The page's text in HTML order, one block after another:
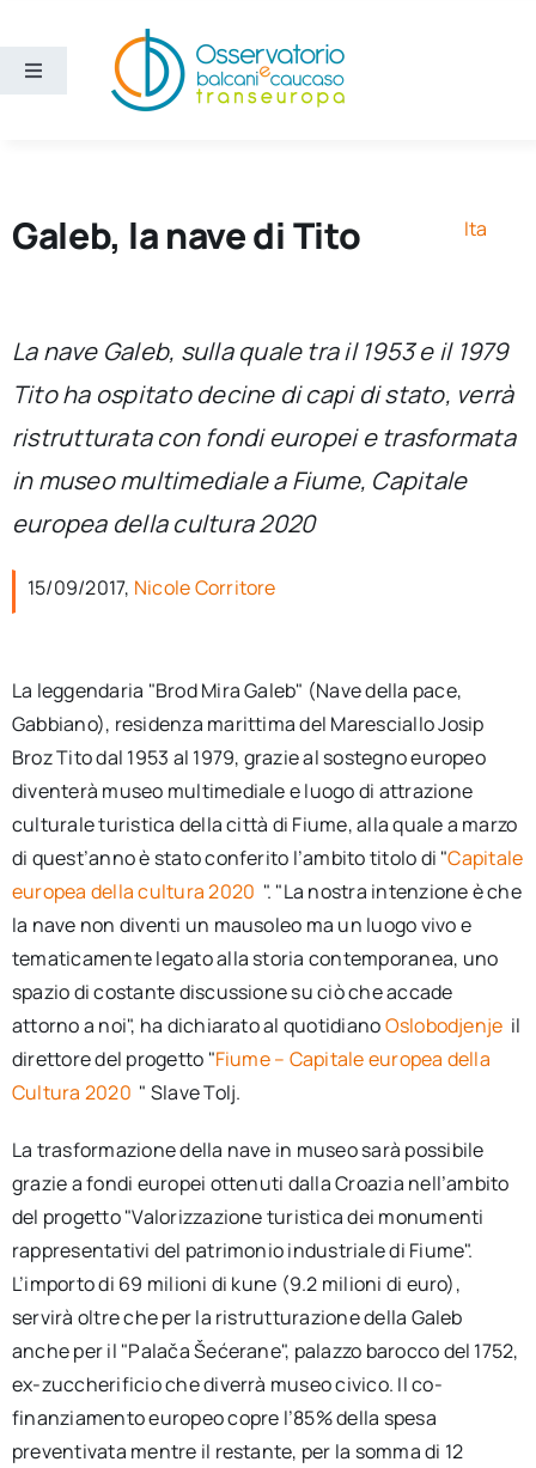
contenuto
Toggle
Sezioni
Chi siamo
Cerca
Ita
Galeb, la nave di Tito Ita
La nave Galeb, sulla quale tra il 1953 e il 1979
Tito ha ospitato decine di capi di stato, verrà
ristrutturata con fondi europei e trasformata
in museo multimediale a Fiume, Capitale
europea della cultura 2020
15/09/2017, Nicole Corritore
La leggendaria "Brod Mira Galeb" (Nave della pace,
Gabbiano), residenza marittima del Maresciallo Josip
Broz Tito dal 1953 al 1979, grazie al sostegno europeo
diventerà museo multimediale e luogo di attrazione
culturale turistica della città di Fiume, alla quale a marzo
di quest’anno è stato conferito l’ambito titolo di "Capitale
europea della cultura 2020 ". "La nostra intenzione è che
la nave non diventi un mausoleo ma un luogo vivo e
tematicamente legato alla storia contemporanea, uno
spazio di costante discussione su ciò che accade
attorno a noi", ha dichiarato al quotidianoOslobodjenje il
direttore del progetto "Fiume – Capitale europea della
Cultura 2020 " Slave Tolj.
La trasformazione della nave in museo sarà possibile
grazie a fondi europei ottenuti dalla Croazia nell’ambito
del progetto "Valorizzazione turistica dei monumenti
rappresentativi del patrimonio industriale di Fiume".
L’importo di 69 milioni di kune (9.2 milioni di euro),
servirà oltre che per la ristrutturazione della Galeb
anche per il "Palača Šećerane", palazzo barocco del 1752,
ex-zuccherificio che diverrà museo civico. Il co-
finanziamento europeo copre l’85% della spesa
preventivata mentre il restante, per la somma di 12